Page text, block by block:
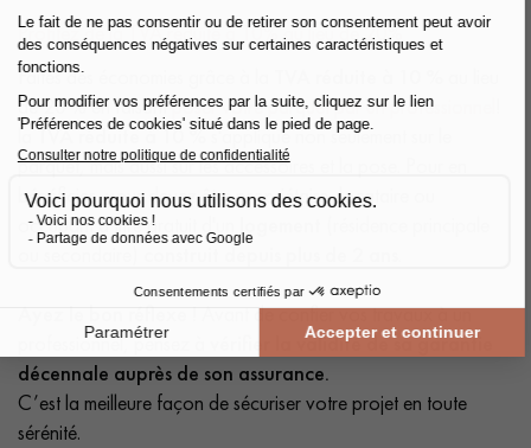
Profitez de la TVA réduite à 10% au lieu de 20%
Faites des économies grâce à la
de 20 % en faisantposer votre parquet par un professionnel
laTVA réduite à 10 %s'applique non seulement sur le
parquet, mais aussi sur les accessoires et la pose. Pour en
bénéficier, vous devez être propriétaire, locataire ou
occupant à titre gratuit d'un
ou secondaire)
construit depuis plus de 2 ans
Avant de confier vos travaux à un
professionnel, pensez à
vérifier la validité de sa garantie
décennale auprès de son assurance.
C’est la meilleure façon de sécuriser votre projet en toute
sérénité.